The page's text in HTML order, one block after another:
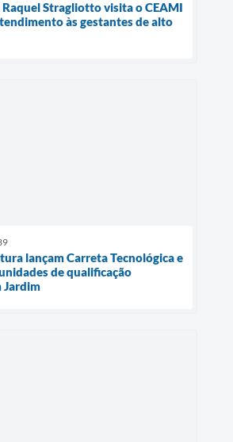
Stragliotto visita o CEAMI
às gestantes de alto
lançam Carreta Tecnológica e
de qualificação
Jardim